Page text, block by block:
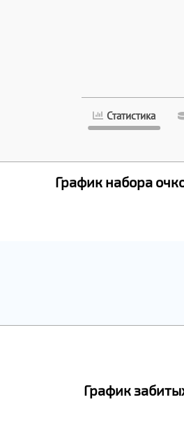
Статистика
График набора
График